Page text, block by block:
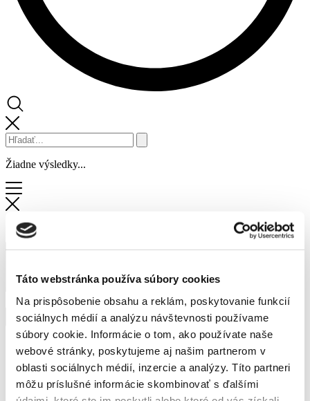
Táto webstránka používa súbory cookies
Na prispôsobenie obsahu a reklám, poskytovanie funkcií
sociálnych médií a analýzu návštevnosti používame
súbory cookie. Informácie o tom, ako používate naše
webové stránky, poskytujeme aj našim partnerom v
oblasti sociálnych médií, inzercie a analýzy. Títo partneri
môžu príslušné informácie skombinovať s ďalšími
Žiadne výsledky...
Obchody a služby
Zľavy
Novinky
Podujatia
Služby centra